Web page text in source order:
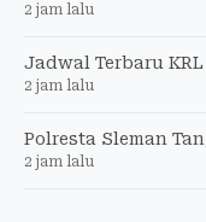
2 jam lalu
Jadwal Terbaru
2 jam lalu
Polresta Sleman
2 jam lalu